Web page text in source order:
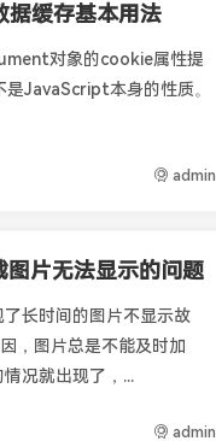
据缓存基本用法
对象的cookie属性提
JavaScript本身的性质。
admin
片无法显示的问题
长时间的图片不显示故
，图片总是不能及时加
况就出现了，...
admin